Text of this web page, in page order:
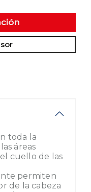
toda la
áreas
cuello de las
permiten
de la cabeza